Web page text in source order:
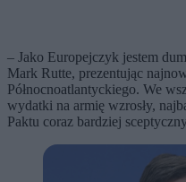
– Jako Europejczyk jestem
Mark Rutte, prezentując
Północnoatlantyckiego. We
wydatki na armię wzrosły,
Paktu coraz bardziej